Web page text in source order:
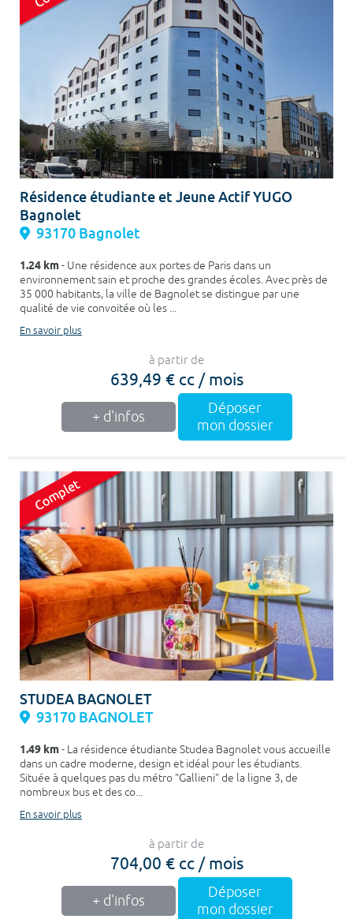
Type de location
Colocation
Votre date d'entrée
Chercher
Résidence étudiante et Jeune Actif YUGO
Bagnolet
93170 Bagnolet
1.24 km- Une résidence aux portes de Paris dans un
environnement sain et proche des grandes écoles. Avec près de
35 000 habitants, la ville de Bagnolet se distingue par une
qualité de vie convoitée où les ...
En savoir plus
à partir de
639,49 € cc / mois
+ d'infos
Déposer
mon dossier
STUDEA BAGNOLET
93170 BAGNOLET
1.49 km- La résidence étudiante Studea Bagnolet vous accueille
dans un cadre moderne, design et idéal pour les étudiants.
Située à quelques pas du métro "Gallieni" de la ligne 3, de
nombreux bus et des co...
En savoir plus
à partir de
704,00 € cc / mois
+ d'infos
Déposer
mon dossier